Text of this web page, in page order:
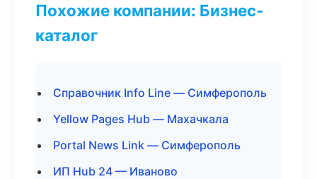
Похожие компании: Бизнес-
каталог
Справочник Info Line — Симферополь
Yellow Pages Hub — Махачкала
Portal News Link — Симферополь
ИП Hub 24 — Иваново